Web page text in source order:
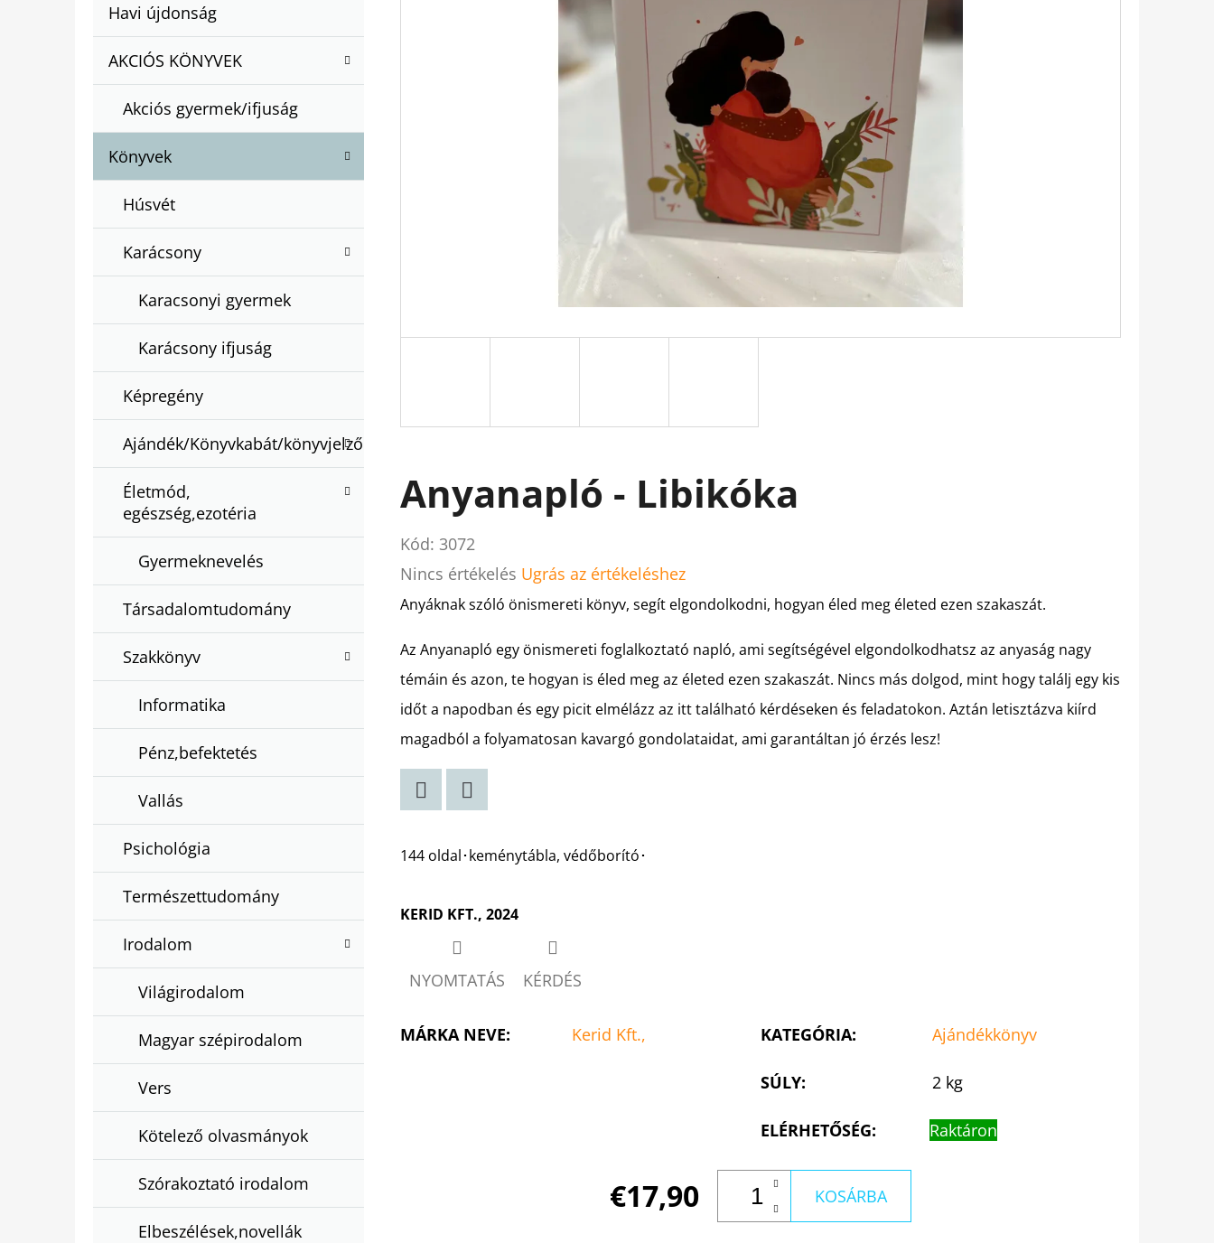
Nátugrása
T
G
R
Á
Havi újdonság
AKCIÓS KÖNYVEK
Akciós gyermek/ifjuság
Könyvek
Húsvét
Karácsony
Karacsonyi gyermek
Karácsony ifjuság
Képregény
Ajándék/Könyvkabát/könyvjelző
Életmód,
egészség,ezotéria
Gyermeknevelés
Társadalomtudomány
Szakkönyv
Informatika
Pénz,befektetés
Vallás
Psichológia
Természettudomány
Irodalom
Világirodalom
Magyar szépirodalom
Vers
Kötelező olvasmányok
Szórakoztató irodalom
Elbeszélések,novellák
Anyanapló - Libikóka
Kód: 3072
A
termék
értékelése
5-
ből
0,0
csillag.
Nincs értékelés Ugrás az értékeléshez
Anyáknak szóló önismereti könyv, segít elgondolkodni, hogyan éled meg életed ezen szakaszát.
Az Anyanapló egy önismereti foglalkoztató napló, ami segítségével elgondolkodhatsz az anyaság nagy
témáin és azon, te hogyan is éled meg az életed ezen szakaszát. Nincs más dolgod, mint hogy találj egy kis
időt a napodban és egy picit elmélázz az itt található kérdéseken és feladatokon. Aztán letisztázva kiírd
magadból a folyamatosan kavargó gondolataidat, ami garantáltan jó érzés lesz!
144 oldal･keménytábla, védőborító･
KERID KFT., 2024
NYOMTATÁS KÉRDÉS
MÁRKA NEVE: Kerid Kft., KATEGÓRIA: Ajándékkönyv
SÚLY: 2 kg
ELÉRHETŐSÉG: Raktáron
€17,90 KOSÁRBA
BARTOS ERIKA : BOGYÓ ÉS BABÓCA
€12,50
CAUGHT UP - RÁKATTANVA -
(KÜLÖNLEGES KIADÁS) NAVESSA ALLEN
FALLEN STARS - BUKOTT CSILLAGOK -
(KÜLÖNLEGES KIADÁS) IMANI ERRIU
€18,90